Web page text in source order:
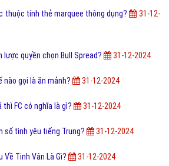
thuộc tính thẻ marquee thông dụng?
31-12-
lược quyền chọn Bull Spread? 31-12-2024
nào gọi là ăn mảnh? 31-12-2024
thì FC có nghĩa là gì? 31-12-2024
số tình yêu tiếng Trung? 31-12-2024
Về Tinh Vân Là Gì? 31-12-2024